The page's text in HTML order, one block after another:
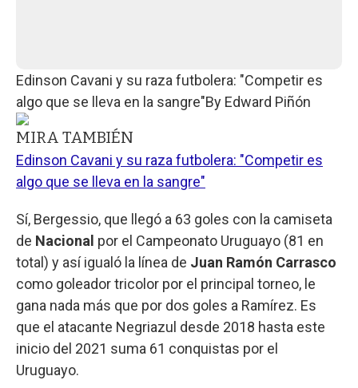
Edinson Cavani y su raza futbolera: "Competir es
algo que se lleva en la sangre"By Edward Piñón
MIRA TAMBIÉN
Edinson Cavani y su raza futbolera: "Competir es
algo que se lleva en la sangre"
Sí, Bergessio, que llegó a 63 goles con la camiseta
de Nacional por el Campeonato Uruguayo (81 en
total) y así igualó la línea de Juan Ramón Carrasco
como goleador tricolor por el principal torneo, le
gana nada más que por dos goles a Ramírez. Es
que el atacante Negriazul desde 2018 hasta este
inicio del 2021 suma 61 conquistas por el
Uruguayo.